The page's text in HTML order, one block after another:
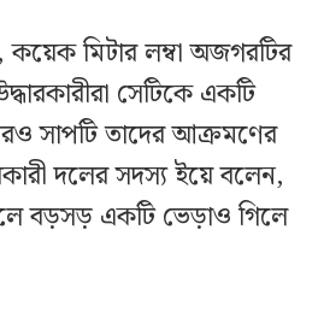
কয়েক মিটার লম্বা অজগরটির
সেটিকে একটি
সাপটি তাদের আক্রমণের
দলের সদস্য ইয়ে বলেন,
বড়সড় একটি ভেড়াও গিলে